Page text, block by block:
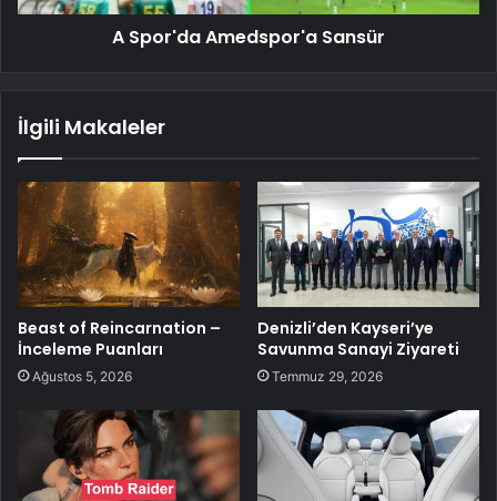
A Spor'da Amedspor'a Sansür
İlgili Makaleler
Beast of Reincarnation –
İnceleme Puanları
Ağustos 5, 2026
Denizli’den Kayseri’ye
Savunma Sanayi Ziyareti
Temmuz 29, 2026